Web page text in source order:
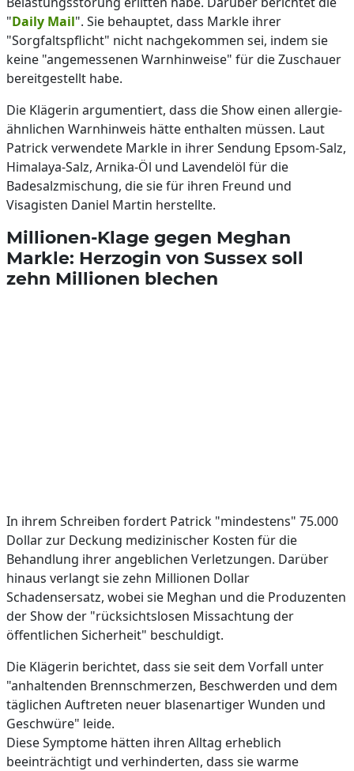
"Daily Mail". Sie behauptet, dass Markle ihrer
"Sorgfaltspflicht" nicht nachgekommen sei, indem sie
keine "angemessenen Warnhinweise" für die Zuschauer
bereitgestellt habe.
Die Klägerin argumentiert, dass die Show einen allergie-
ähnlichen Warnhinweis hätte enthalten müssen. Laut
Patrick verwendete Markle in ihrer Sendung Epsom-Salz,
Himalaya-Salz, Arnika-Öl und Lavendelöl für die
Badesalzmischung, die sie für ihren Freund und
Visagisten Daniel Martin herstellte.
Millionen-Klage gegen Meghan
Markle: Herzogin von Sussex soll
zehn Millionen blechen
In ihrem Schreiben fordert Patrick "mindestens" 75.000
Dollar zur Deckung medizinischer Kosten für die
Behandlung ihrer angeblichen Verletzungen. Darüber
hinaus verlangt sie zehn Millionen Dollar
Schadensersatz, wobei sie Meghan und die Produzenten
der Show der "rücksichtslosen Missachtung der
öffentlichen Sicherheit" beschuldigt.
Die Klägerin berichtet, dass sie seit dem Vorfall unter
"anhaltenden Brennschmerzen, Beschwerden und dem
täglichen Auftreten neuer blasenartiger Wunden und
Geschwüre" leide.
Diese Symptome hätten ihren Alltag erheblich
beeinträchtigt und verhinderten, dass sie warme